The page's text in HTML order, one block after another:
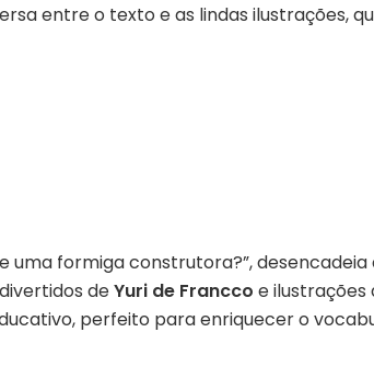
entre o texto e as lindas ilustrações,
uma formiga construtora?”,
deYuri de Francco e ilustrações
perfeito para enriquecer o